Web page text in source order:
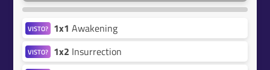
VISTO? 1x1 Awakening
VISTO? 1x2 Insurrection